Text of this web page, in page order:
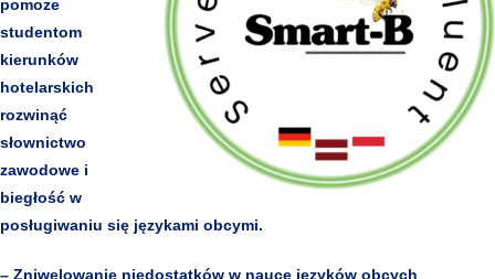
pomoże
studentom
kierunków
hotelarskich
rozwinąć
słownictwo
zawodowe i
biegłość w
posługiwaniu się językami obcymi.
– Zniwelowanie niedostatków w nauce języków obcych